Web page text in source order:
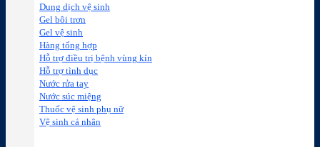
Dung dịch vệ sinh
Gel bôi trơn
Gel vệ sinh
Hàng tổng hợp
Hỗ trợ điều trị bệnh vùng kín
Hỗ trợ tình dục
Nước rửa tay
Nước súc miệng
Thuốc vệ sinh phụ nữ
Vệ sinh cá nhân